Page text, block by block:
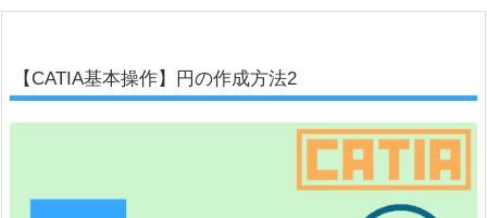
【CATIA基本操作】円の作成方法2